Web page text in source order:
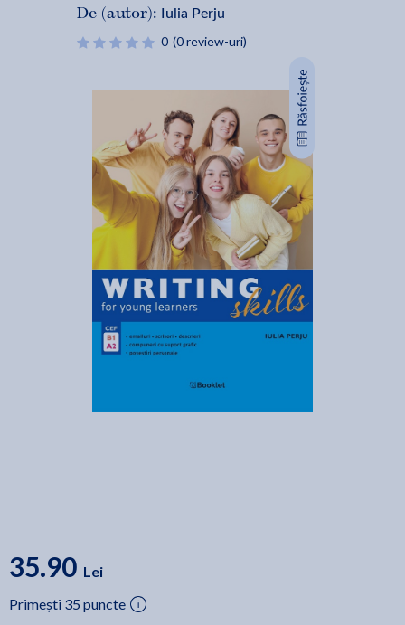
De (autor): Iulia Perju
0 (0 review-uri)
35.90 Lei
Primești 35 puncte